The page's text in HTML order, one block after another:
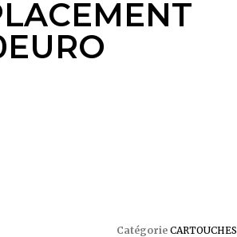
Catégorie CARTOUCHES